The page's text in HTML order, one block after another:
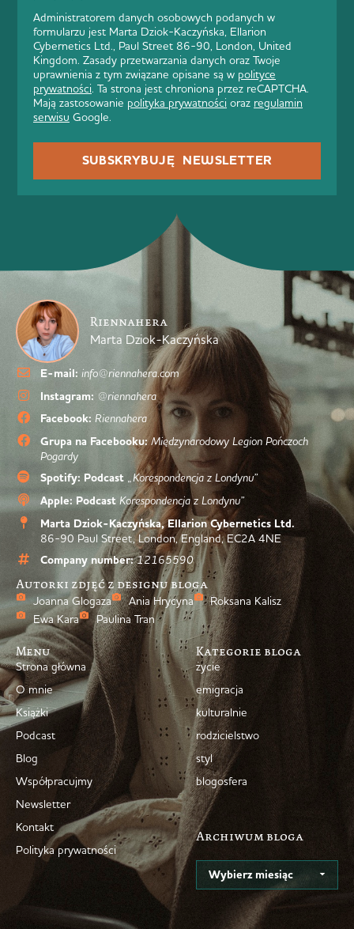
Administratorem danych osobowych podanych w
formularzu jest Marta Dziok-Kaczyńska, Ellarion
Cybernetics Ltd., Paul Street 86-90, London, United
Kingdom. Zasady przetwarzania danych oraz Twoje
uprawnienia z tym związane opisane są w polityce
prywatności. Ta strona jest chroniona przez reCAPTCHA.
Mają zastosowanie polityka prywatności oraz regulamin
serwisu Google.
SUBSKRYBUJĘ NEWSLETTER
Riennahera
Marta Dziok-Kaczyńska
E-mail: info@riennahera.com
Instagram: @riennahera
Facebook: Riennahera
Grupa na Facebooku: Międzynarodowy Legion Pończoch
Pogardy
Spotify: Podcast „Korespondencja z Londynu”
Apple: Podcast Korespondencja z Londynu”
Marta Dziok-Kaczyńska, Ellarion Cybernetics Ltd.
86-90 Paul Street, London, England, EC2A 4NE
Company number: 12165590
Autorki zdjęć z designu bloga
Joanna Glogaza Ania Hrycyna
Roksana Kalisz
Ewa Kara
Paulina Tran
Menu
Strona główna
O mnie
Książki
Podcast
Blog
Współpracujmy
Newsletter
Kontakt
Polityka prywatności
Kategorie bloga
życie
emigracja
kulturalnie
rodzicielstwo
styl
blogosfera
Archiwum bloga